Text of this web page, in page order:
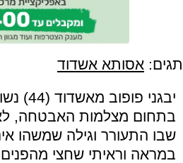
תגים: אסותא אשדוד
יבגני
בתחום מצלמות האבטחה,
שבו התעורר וגילה שמשהו
במראה וראיתי שחצי